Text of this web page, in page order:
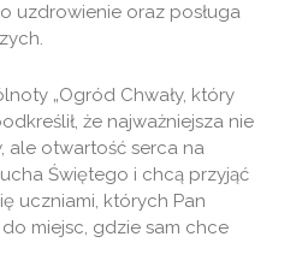
uzdrowienie oraz posługa
„Ogród Chwały, który
że najważniejsza nie
ale otwartość serca na
Świętego i chcą przyjąć
uczniami, których Pan
miejsc, gdzie sam chce